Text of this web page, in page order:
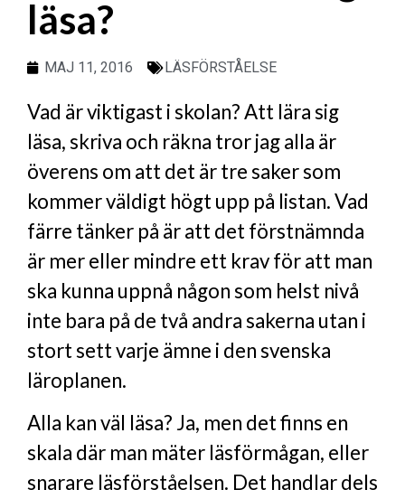
läsa?
MAJ 11, 2016 LÄSFÖRSTÅELSE
Vad är viktigast i skolan? Att lära sig
läsa, skriva och räkna tror jag alla är
överens om att det är tre saker som
kommer väldigt högt upp på listan. Vad
färre tänker på är att det förstnämnda
är mer eller mindre ett krav för att man
ska kunna uppnå någon som helst nivå
inte bara på de två andra sakerna utan i
stort sett varje ämne i den svenska
läroplanen.
Alla kan väl läsa? Ja, men det finns en
skala där man mäter läsförmågan, eller
snarare läsförståelsen. Det handlar dels